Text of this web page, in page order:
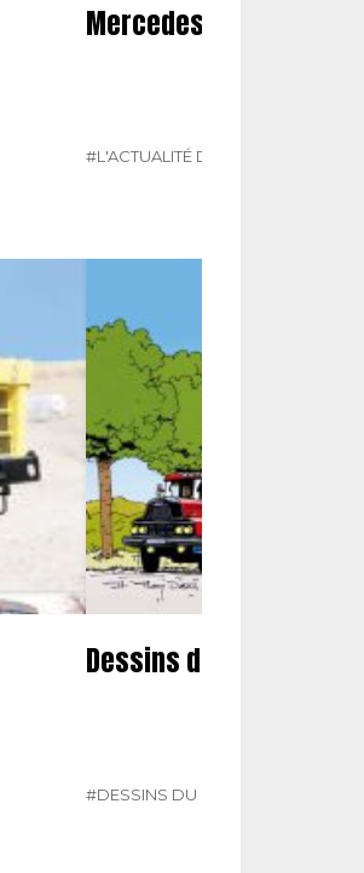
Mercedes présente
#L'ACTUALITÉ DU POIDS LOURDS
Dessins du mois
#DESSINS DU MOIS